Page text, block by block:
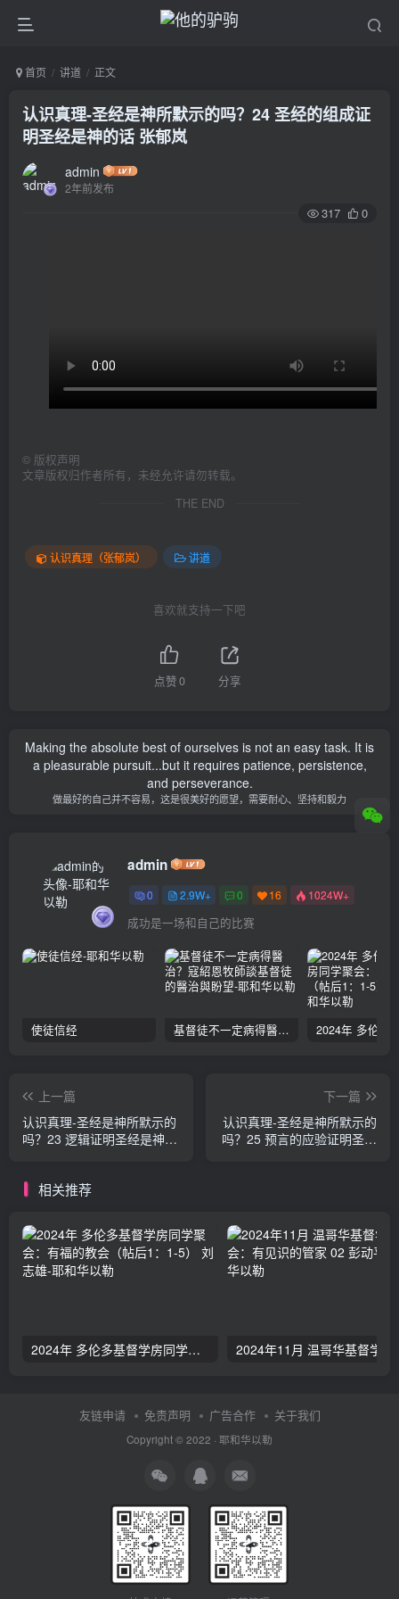
首页 讲道 正文
认识真理-圣经是神所默示的吗？24 圣经的组成证
明圣经是神的话 张郁岚
admin
2年前发布
317 0
© 版权声明
文章版权归作者所有，未经允许请勿转载。
THE END
认识真理（张郁岚） 讲道
喜欢就支持一下吧
点赞0 分享
Making the absolute best of ourselves is not an easy task. It is
a pleasurable pursuit...but it requires patience, persistence,
and perseverance.
做最好的自己并不容易，这是很美好的愿望，需要耐心、坚持和毅力
admin
0 2.9W+ 0 16 1024W+
成功是一场和自己的比赛
使徒信经 基督徒不一定病得醫治？寇紹恩牧師談基督徒的醫治與盼望
上一篇
认识真理-圣经是神所默示的
吗？23 逻辑证明圣经是神的
下一篇
认识真理-圣经是神所默示的
吗？25 预言的应验证明圣经
相关推荐
2024年 多伦多基督学房同学聚会：有福的教会（帖后1：1-5） 刘志雄
友链申请 免责声明 广告合作 关于我们
Copyright © 2022 · 耶和华以勒